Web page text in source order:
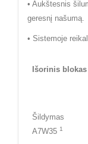
• Aukštesnis
geresnį našumą.
• Sistemoje
Išorinis blokas
Šildymas
A7W35 1